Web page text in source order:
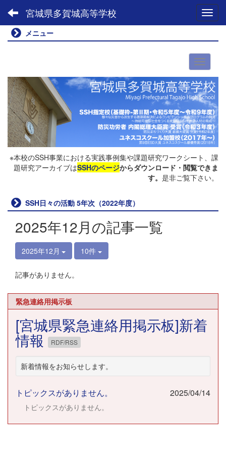
宮城県多賀城高等学校
メニュー
※本校のSSH事業における実践事例集や課題研究ワークシート、課
題研究アーカイブはSSHのページからダウンロード・閲覧できま
す。 是非ご覧下さい。
SSH日々の活動 5年次（2022年度）
2025年12月の記事一覧
2025年12月 10件
記事がありません。
緊急連絡用掲示板
[宮城県緊急連絡用掲示板]新着
情報 RDF/RSS
新着情報をお知らせします。
トピックスがありません。 2025/04/14
トピックスがありません。